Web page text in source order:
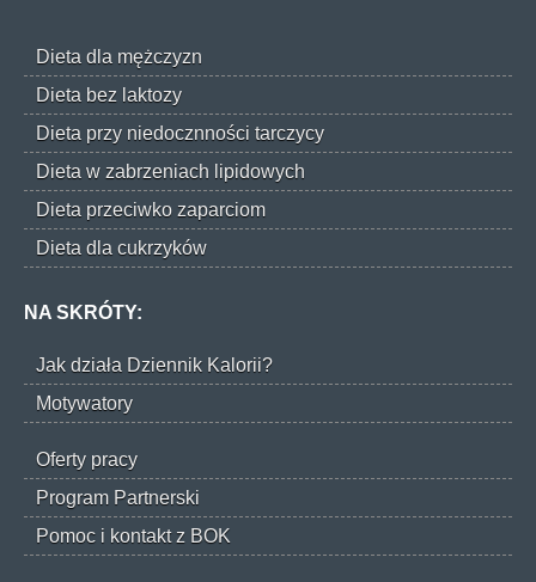
Dieta dla mężczyzn
Dieta bez laktozy
Dieta przy niedocznności tarczycy
Dieta w zabrzeniach lipidowych
Dieta przeciwko zaparciom
Dieta dla cukrzyków
NA SKRÓTY:
Jak działa Dziennik Kalorii?
Motywatory
Oferty pracy
Program Partnerski
Pomoc i kontakt z BOK